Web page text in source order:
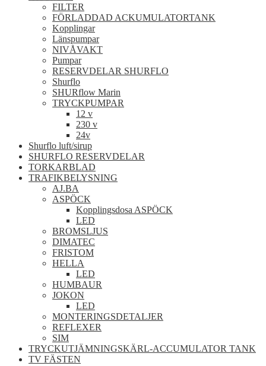
FILTER
FÖRLADDAD ACKUMULATORTANK
Kopplingar
Länspumpar
NIVÅVAKT
Pumpar
RESERVDELAR SHURFLO
Shurflo
SHURflow Marin
TRYCKPUMPAR
12 v
230 v
24v
Shurflo luft/sirup
SHURFLO RESERVDELAR
TORKARBLAD
TRAFIKBELYSNING
AJ.BA
ASPÖCK
Kopplingsdosa ASPÖCK
LED
BROMSLJUS
DIMATEC
FRISTOM
HELLA
LED
HUMBAUR
JOKON
LED
MONTERINGSDETALJER
REFLEXER
SIM
TRYCKUTJÄMNINGSKÄRL-ACCUMULATOR TANK
TV FÄSTEN